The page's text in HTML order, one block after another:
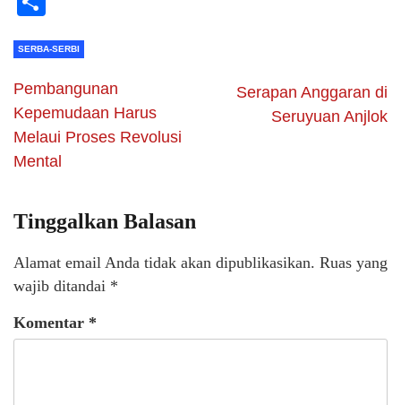
SERBA-SERBI
Pembangunan
Kepemudaan Harus
Melaui Proses Revolusi
Mental
Serapan Anggaran di
Seruyuan Anjlok
Tinggalkan Balasan
Alamat email Anda tidak akan dipublikasikan. Ruas yang
wajib ditandai *
Komentar *